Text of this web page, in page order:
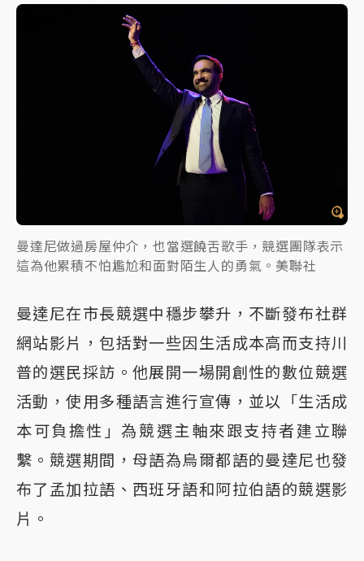
曼達尼做過房屋仲介，也當選饒舌歌手，競選團隊表示
這為他累積不怕尷尬和面對陌生人的勇氣。美聯社
曼達尼在市長競選中穩步攀升，不斷發布社群
網站影片，包括對一些因生活成本高而支持川
普的選民採訪。他展開一場開創性的數位競選
活動，使用多種語言進行宣傳，並以「生活成
本可負擔性」為競選主軸來跟支持者建立聯
繫。競選期間，母語為烏爾都語的曼達尼也發
布了孟加拉語、西班牙語和阿拉伯語的競選影
片。